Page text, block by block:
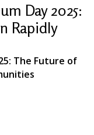
Day 2025:
Rapidly
The Future of